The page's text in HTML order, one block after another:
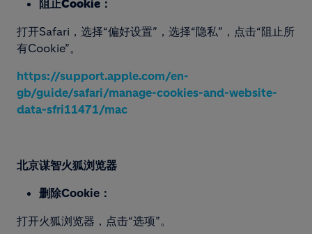
阻止Cookie：
打开Safari，选择“偏好设置”，选择“隐私”，点击“阻止所
有Cookie”。
https://support.apple.com/en-
gb/guide/safari/manage-cookies-and-website-
data-sfri11471/mac
北京谋智火狐浏览器
删除Cookie ：
打开火狐浏览器，点击“选项”。